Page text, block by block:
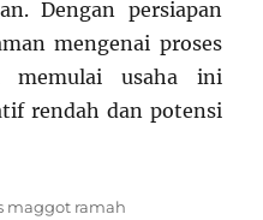
Dengan persiapan
mengenai proses
memulai usaha ini
rendah dan potensi
maggot ramah